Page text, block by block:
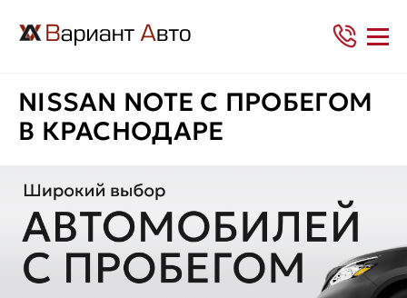
NISSAN NOTE С ПРОБЕГОМ
В КРАСНОДАРЕ